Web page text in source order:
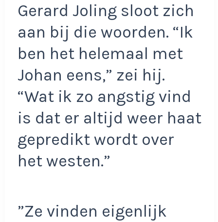
Gerard Joling sloot zich
aan bij die woorden. “Ik
ben het helemaal met
Johan eens,” zei hij.
“Wat ik zo angstig vind
is dat er altijd weer haat
gepredikt wordt over
het westen.”
”Ze vinden eigenlijk